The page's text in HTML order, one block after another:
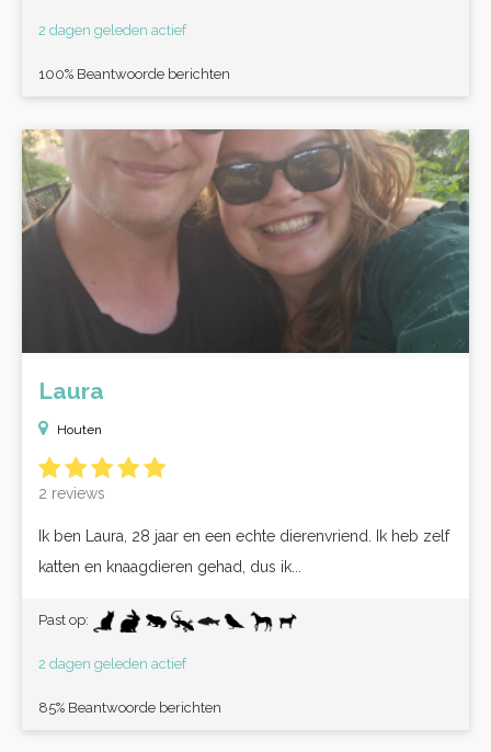
2 dagen geleden actief
100% Beantwoorde berichten
Laura
Houten
2 reviews
Ik ben Laura, 28 jaar en een echte dierenvriend. Ik heb zelf
katten en knaagdieren gehad, dus ik...
Past op:
2 dagen geleden actief
85% Beantwoorde berichten